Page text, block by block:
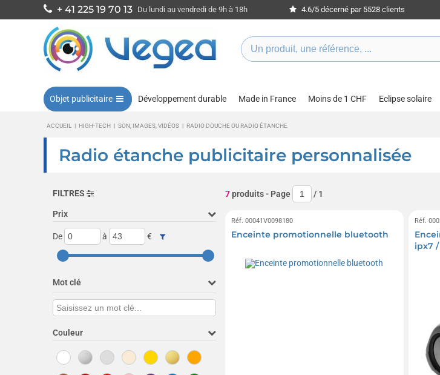
+ 41 225 19 70 13 Du lundi au vendredi de 9h à 18h 4.6/5 décerné par 5528 clients
Objet publicitaire Développement durable Made in France Moins de 1 CHF Eclipse solaire
ACCUEIL | HIGH-TECH | SON, IMAGES, VIDÉOS | RADIO DOUCHE OU RADIO ÉTANCHE
Radio étanche publicitaire personnalisée
FILTRES
Prix
De à €
Mot clé
Couleur
7produits- Page / 1
Réf. 00041V0098180
Enceinte promotionnelle bluetooth
Réf.
ipx7